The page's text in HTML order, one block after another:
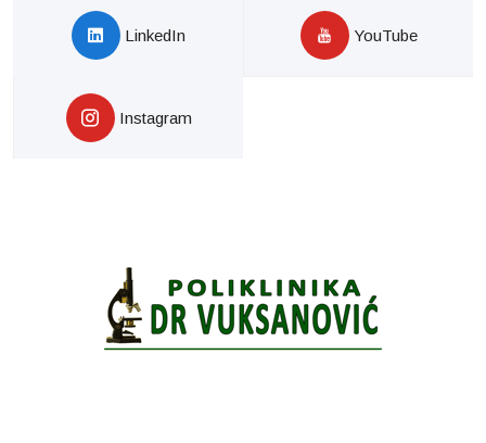
LinkedIn YouTube
Instagram